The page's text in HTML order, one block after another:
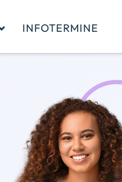
INFOTERMINE